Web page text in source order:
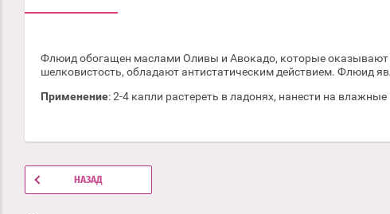
Флюид обогащен маслами Оливы и Авокадо, которые
шелковистость, обладают антистатическим действием. Флюид
Применение: 2-4 капли растереть в ладонях, нанести на
НАЗАД